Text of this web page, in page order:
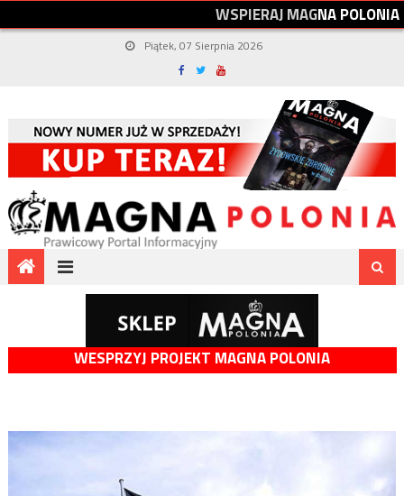
WSPIERAJMAGNAPOLONIA
Piątek, 07 Sierpnia 2026
WESPRZYJ PROJEKT MAGNA POLONIA